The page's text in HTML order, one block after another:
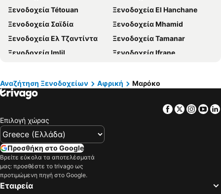
Ξενοδοχεία Πάρος
Ξενοδοχεία Σύρος
Ξενοδοχεία Πόρος
Ξενοδοχεία Σκόπελος
Ξενοδοχεία Αγκίστρι
Ξενοδοχεία Λήμνος
Ξενοδοχεία Tétouan
Ξενοδοχεία El Hanchane
Ξενοδοχεία Σαϊδία
Ξενοδοχεία Mhamid
Ξενοδοχεία Ελ Τζαντίντα
Ξενοδοχεία Tamanar
Ξενοδοχεία Imlil
Ξενοδοχεία Ifrane
Ξενοδοχεία Beni Chiker
Ξενοδοχεία Taroudant
Ξενοδοχεία Boumalne-Dadès
Αναζήτηση Ξενοδοχείων Αφρική Μαρόκο
Facebook
Twitter
Επιλογή χώρας
Προσθήκη στο Google
Βρείτε εύκολα τα αποτελέσματά
μας: προσθέστε το trivago ως
προτιμώμενη πηγή στο Google.
Εταιρεία